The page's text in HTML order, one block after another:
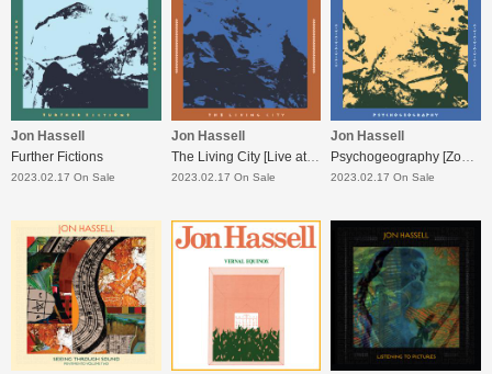
Jon Hassell
Further Fictions
2023.02.17 On Sale
Jon Hassell
The Living City [Live at the Winter Garden 17 September 1989]
2023.02.17 On Sale
Jon Hassell
Psychogeography [Zones Of Feeling]
2023.02.17 On Sale